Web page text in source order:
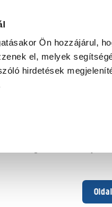
Ön hozzájárul,
el, melyek
hirdetések